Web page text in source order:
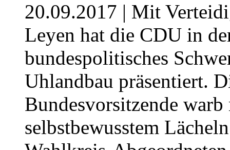
20.09.2017 | Mit
Leyen hat die CDU in
bundespolitisches
Uhlandbau präsentiert.
Bundesvorsitzende
selbstbewusstem